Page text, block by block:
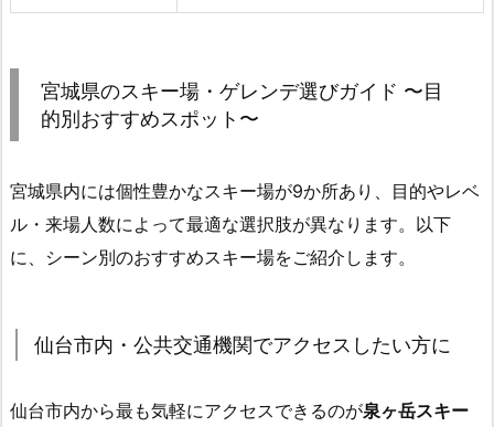
宮城県のスキー場・ゲレンデ選びガイド 〜目
的別おすすめスポット〜
宮城県内には個性豊かなスキー場が9か所あり、目的やレベ
ル・来場人数によって最適な選択肢が異なります。以下
に、シーン別のおすすめスキー場をご紹介します。
仙台市内・公共交通機関でアクセスしたい方に
仙台市内から最も気軽にアクセスできるのが泉ヶ岳スキー